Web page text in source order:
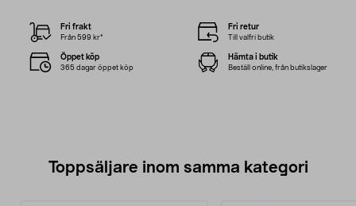
Fri frakt
Från 599 kr*
Fri retur
Till valfri butik
Öppet köp
365 dagar öppet köp
Hämta i butik
Beställ online, från butikslager
Toppsäljare inom samma kategori